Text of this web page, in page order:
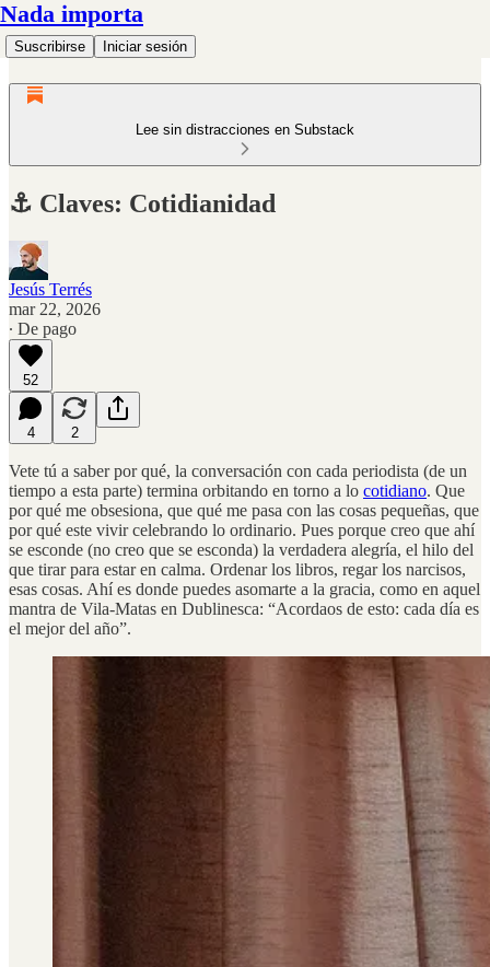
Nada importa
Suscribirse Iniciar sesión
Lee sin distracciones en Substack
⚓️ Claves: Cotidianidad
Jesús Terrés
mar 22, 2026
∙ De pago
52
4 2
Vete tú a saber por qué, la conversación con cada periodista (de un
tiempo a esta parte) termina orbitando en torno a lo cotidiano. Que
por qué me obsesiona, que qué me pasa con las cosas pequeñas, que
por qué este vivir celebrando lo ordinario. Pues porque creo que ahí
se esconde (no creo que se esconda) la verdadera alegría, el hilo del
que tirar para estar en calma. Ordenar los libros, regar los narcisos,
esas cosas. Ahí es donde puedes asomarte a la gracia, como en aquel
mantra de Vila-Matas en Dublinesca: “Acordaos de esto: cada día es
el mejor del año”.